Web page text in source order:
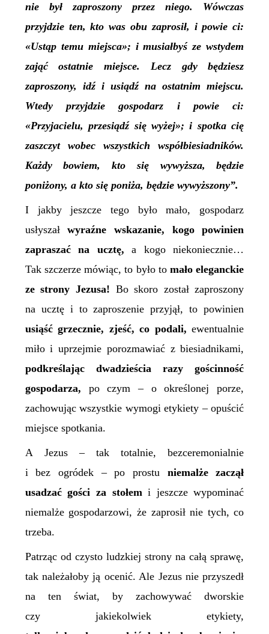
nie był zaproszony przez niego. Wówczas
przyjdzie ten, kto was obu zaprosił, i powie ci:
«Ustąp temu miejsca»; i musiałbyś ze wstydem
zająć ostatnie miejsce. Lecz gdy będziesz
zaproszony, idź i usiądź na ostatnim miejscu.
Wtedy przyjdzie gospodarz i powie ci:
«Przyjacielu, przesiądź się wyżej»; i spotka cię
zaszczyt wobec wszystkich współbiesiadników.
Każdy bowiem, kto się wywyższa, będzie
poniżony, a kto się poniża, będzie wywyższony”.
I jakby jeszcze tego było mało, gospodarz
usłyszałwyraźne wskazanie, kogo powinien
zapraszać na ucztę, a kogo niekoniecznie…
Tak szczerze mówiąc, to było to mało eleganckie
ze strony Jezusa! Bo skoro został zaproszony
na ucztę i to zaproszenie przyjął, to powinien
usiąść grzecznie, zjeść, co podali, ewentualnie
miło i uprzejmie porozmawiać z biesiadnikami,
podkreślając dwadzieścia razy gościnność
gospodarza, po czym – o określonej porze,
zachowując wszystkie wymogi etykiety – opuścić
miejsce spotkania.
A Jezus – tak totalnie, bezceremonialnie
i bez ogródek – po prostu niemalże zaczął
usadzać gości za stołemi jeszcze wypominać
niemalże gospodarzowi, że zaprosił nie tych, co
trzeba.
Patrząc od czysto ludzkiej strony na całą sprawę,
tak należałoby ją ocenić. Ale Jezus nie przyszedł
na ten świat, by zachowywać dworskie
czy jakiekolwiek etykiety,